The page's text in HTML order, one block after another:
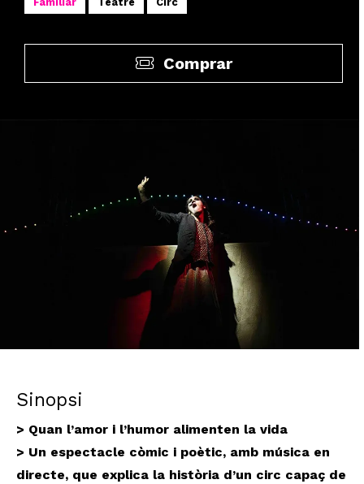
Comprar
Sinopsi
> Quan l’amor i l’humor alimenten la vida
> Un espectacle còmic i poètic, amb música en
directe, que explica la història d’un circ capaç de